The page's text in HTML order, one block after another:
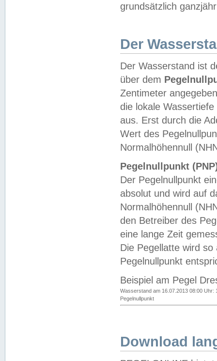
grundsätzlich
Der
Der Wasserstand ist
über dem
Zentimeter
die lokale
aus. Erst durch die
Wert des
Normalhöhennull
Pegelnullpunkt
Der Pegelnullpunkt
absolut und wird auf
Normalhöhennull
den Betreiber des
eine lange Zeit
Die Pegellatte wird
Pegelnullpunkt
Beispiel am Pegel
Wasserstand am 16.07.2013 08:00 Uhr:
Pegelnullpunkt
Download